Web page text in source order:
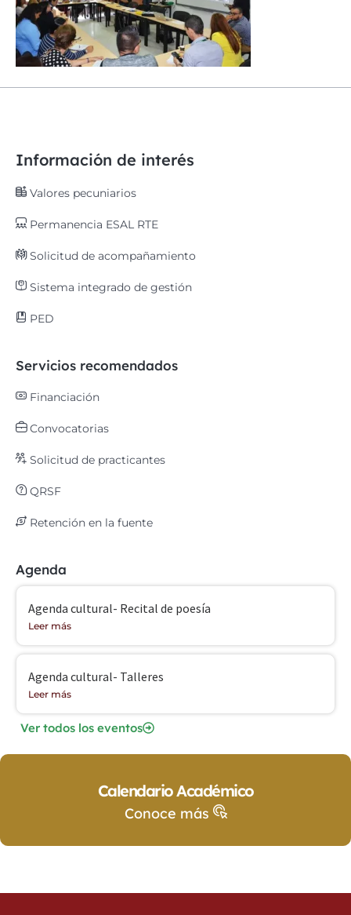
Información de interés
Valores pecuniarios
Permanencia ESAL RTE
Solicitud de acompañamiento
Sistema integrado de gestión
PED
Servicios recomendados
Financiación
Convocatorias
Solicitud de practicantes
QRSF
Retención en la fuente
Agenda
Agenda cultural- Recital de poesía
Leer más
Agenda cultural- Talleres
Leer más
Ver todos los eventos
Calendario Académico
Conoce más